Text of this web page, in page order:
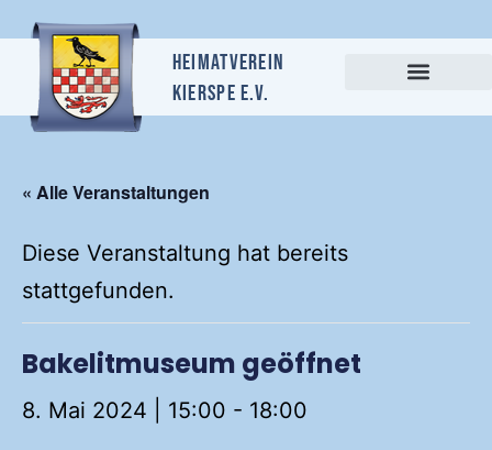
Heimatverein
Kierspe e.v.
« Alle Veranstaltungen
Diese Veranstaltung hat bereits
stattgefunden.
Bakelitmuseum geöffnet
8. Mai 2024 | 15:00 - 18:00